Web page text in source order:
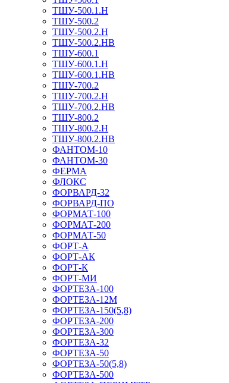
ТШУ-500.1.Н
ТШУ-500.2
ТШУ-500.2.Н
ТШУ-500.2.НВ
ТШУ-600.1
ТШУ-600.1.Н
ТШУ-600.1.НВ
ТШУ-700.2
ТШУ-700.2.Н
ТШУ-700.2.НВ
ТШУ-800.2
ТШУ-800.2.Н
ТШУ-800.2.НВ
ФАНТОМ-10
ФАНТОМ-30
ФЕРМА
ФЛОКС
ФОРВАРД-32
ФОРВАРД-ПО
ФОРМАТ-100
ФОРМАТ-200
ФОРМАТ-50
ФОРТ-А
ФОРТ-АК
ФОРТ-К
ФОРТ-МИ
ФОРТЕЗА-100
ФОРТЕЗА-12М
ФОРТЕЗА-150(5,8)
ФОРТЕЗА-200
ФОРТЕЗА-300
ФОРТЕЗА-32
ФОРТЕЗА-50
ФОРТЕЗА-50(5,8)
ФОРТЕЗА-500